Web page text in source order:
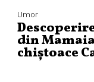
Umor
din
chiștoace